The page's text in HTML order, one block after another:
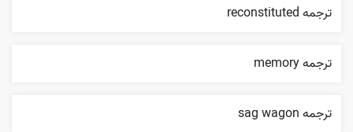
ترجمه reconstituted
ترجمه memory
ترجمه sag wagon